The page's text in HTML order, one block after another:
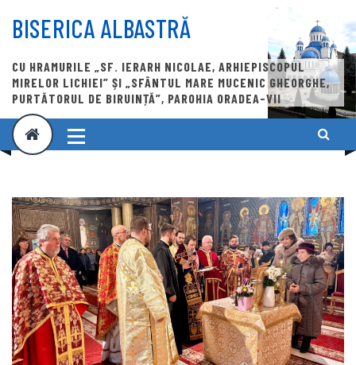
content
BISERICA ALBASTRĂ
CU HRAMURILE „SF. IERARH NICOLAE, ARHIEPISCOPUL
MIRELOR LICHIEI” ȘI „SFÂNTUL MARE MUCENIC GHEORGHE,
PURTĂTORUL DE BIRUINȚĂ”, PAROHIA ORADEA-VII